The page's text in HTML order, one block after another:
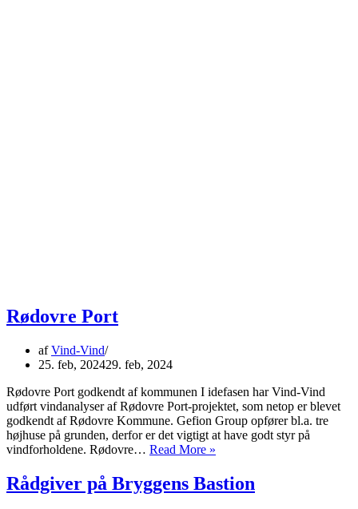
Rødovre Port
afVind-Vind
25. feb, 202429. feb, 2024
Rødovre Port godkendt af kommunen I idefasen har Vind-Vind
udført vindanalyser af Rødovre Port-projektet, som netop er blevet
godkendt af Rødovre Kommune. Gefion Group opfører bl.a. tre
højhuse på grunden, derfor er det vigtigt at have godt styr på
vindforholdene. Rødovre… Read More »
Rådgiver på Bryggens Bastion